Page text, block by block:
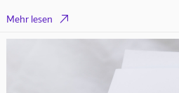
Mehr lesen 